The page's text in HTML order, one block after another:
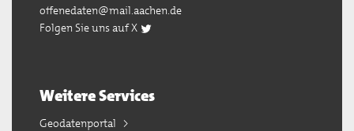
offenedaten@mail.aachen.de
Folgen Sie uns auf X
Weitere Services
Geodatenportal